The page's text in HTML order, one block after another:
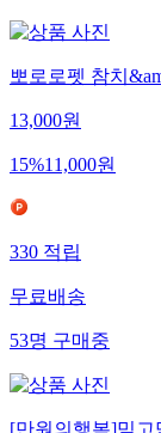
뽀로로펫 참치
13,000원
15%11,000원
330 적립
무료배송
53명 구매중
[만원의행복]믿고